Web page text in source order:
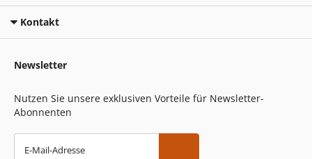
Kontakt
Newsletter
Nutzen Sie unsere exklusiven Vorteile für Newsletter-
Abonnenten
E-Mail-Adresse